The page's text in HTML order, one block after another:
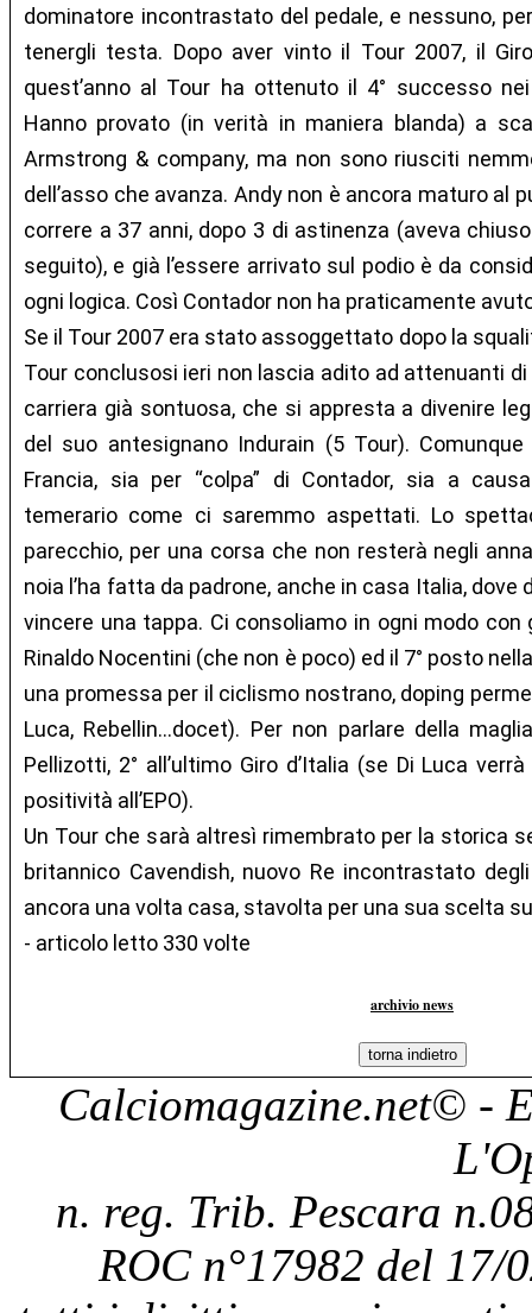
dominatore incontrastato del pedale, e nessuno,
tenergli testa. Dopo aver vinto il Tour 2007, il
quest’anno al Tour ha ottenuto il 4° successo
Hanno provato (in verità in maniera blanda) a
Armstrong & company, ma non sono riusciti
dell’asso che avanza. Andy non è ancora maturo al
correre a 37 anni, dopo 3 di astinenza (aveva
seguito), e già l’essere arrivato sul podio è da
ogni logica. Così Contador non ha praticamente
Se il Tour 2007 era stato assoggettato dopo la
Tour conclusosi ieri non lascia adito ad attenuanti
carriera già sontuosa, che si appresta a divenire
del suo antesignano Indurain (5 Tour).
Francia, sia per “colpa” di Contador, sia a
temerario come ci saremmo aspettati. Lo
parecchio, per una corsa che non resterà negli
noia l’ha fatta da padrone, anche in casa Italia, dove
vincere una tappa. Ci consoliamo in ogni modo con
Rinaldo Nocentini (che non è poco) ed il 7° posto
una promessa per il ciclismo nostrano, doping
Luca, Rebellin…docet). Per non parlare della
Pellizotti, 2° all’ultimo Giro d’Italia (se Di Luca
positività all’EPO).
Un Tour che sarà altresì rimembrato per la storica
britannico Cavendish, nuovo Re incontrastato
ancora una volta casa, stavolta per una sua scelta
- articolo letto 330 volte
archivio news
Calciomagazine.net© -
n. reg. Trib. Pescara
ROC n°17982 del 17/